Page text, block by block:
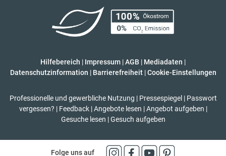
Hilfebereich | Impressum |AGB | Mediadaten |
Datenschutzinformation | Barrierefreiheit | Cookie-Einstellungen
Professionelle und gewerbliche Nutzung | Pressespiegel | Passwort
vergessen? | Feedback | Angebote lesen | Angebot aufgeben |
Gesuche lesen | Gesuch aufgeben
Folge uns auf